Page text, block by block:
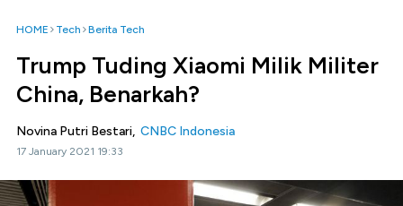
HOME Tech Berita Tech
Trump Tuding Xiaomi Milik Militer
China, Benarkah?
Novina Putri Bestari, CNBC Indonesia
17 January 2021 19:33